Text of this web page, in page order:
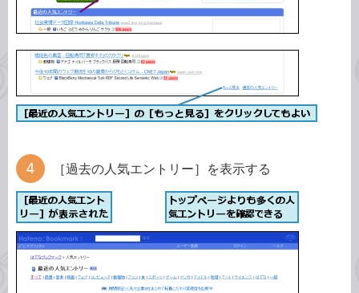
［過去の人気エントリー］を表示する